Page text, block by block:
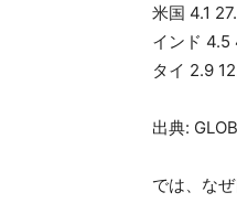
米国 4.1
インド 4.5
タイ 2.9
出典:
では、な